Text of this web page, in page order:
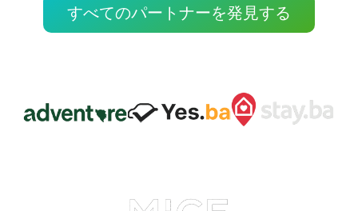
すべてのパートナーを発見する